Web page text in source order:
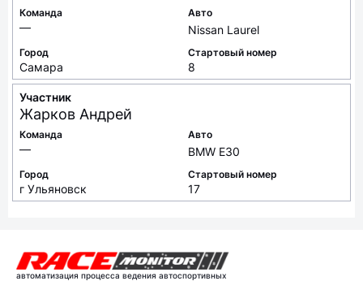
Команда
—
Авто
Nissan Laurel
Город
Самара
Стартовый номер
8
Участник
Жарков Андрей
Команда
—
Авто
BMW E30
Город
г Ульяновск
Стартовый номер
17
автоматизация процесса ведения автоспортивных